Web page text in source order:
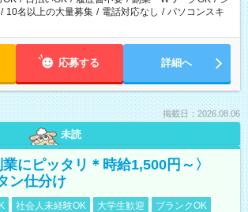
/ 10名以上の大量募集 / 電話対応なし / パソコンスキ
応募する 詳細へ
掲載日：2026.08.06
未読
業にピッタリ＊時給1,500円～〉
ン仕分け
社会人未経験OK 大学生歓迎
ブランクOK